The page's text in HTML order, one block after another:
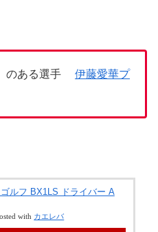
のある選手 伊藤愛華プ
ルフ BX1LS ドライバー A
with カエレバ